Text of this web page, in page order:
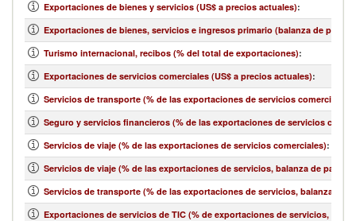
Exportaciones de bienes y servicios (US$ a precios actuales):
Exportaciones de bienes, servicios e ingresos primario (balanza de
Turismo internacional, recibos (% del total de exportaciones):
Exportaciones de servicios comerciales (US$ a precios actuales):
Servicios de transporte (% de las exportaciones de servicios comerciales)
Seguro y servicios financieros (% de las exportaciones de servicios
Servicios de viaje (% de las exportaciones de servicios comerciales):
Servicios de viaje (% de las exportaciones de servicios, balanza de pagos)
Servicios de transporte (% de las exportaciones de servicios, balanza de
Exportaciones de servicios de TIC (% de exportaciones de servicios,